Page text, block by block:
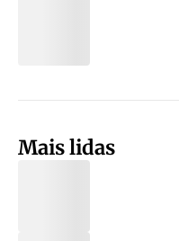
Mais lidas